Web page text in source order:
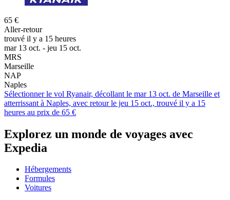
65 €
Aller-retour
trouvé il y a 15 heures
mar 13 oct. - jeu 15 oct.
MRS
Marseille
NAP
Naples
Sélectionner le vol Ryanair, décollant le mar 13 oct. de Marseille et
atterrissant à Naples, avec retour le jeu 15 oct., trouvé il y a 15
heures au prix de 65 €
Explorez un monde de voyages avec
Expedia
Hébergements
Formules
Voitures